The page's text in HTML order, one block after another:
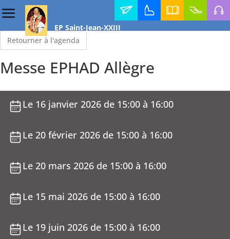
EP Saint-Jean-XXIIIContactHoraires
des
Annuaire
diocésain
Faire
un
Retourner à l'agenda
Messe EPHAD Allègre
Le 16 janvier 2026 de 15:00 à 16:00
Le 20 février 2026 de 15:00 à 16:00
Le 20 mars 2026 de 15:00 à 16:00
Le 15 mai 2026 de 15:00 à 16:00
Le 19 juin 2026 de 15:00 à 16:00